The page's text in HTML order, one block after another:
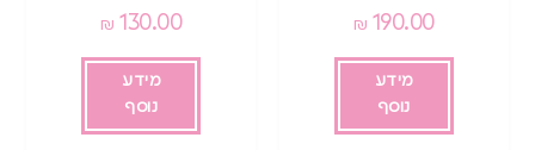
190.00
₪
מידע
נוסף
130.00
₪
מידע
נוסף